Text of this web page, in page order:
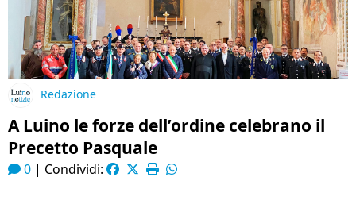
Redazione
A Luino le forze dell’ordine celebrano il
Precetto Pasquale
0 | Condividi: